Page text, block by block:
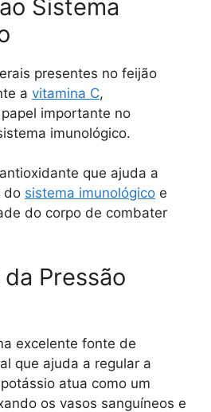
Sistema
presentes no feijão
a vitamina C,
importante no
imunológico.
que ajuda a
do sistema imunológico e
do corpo de combater
Pressão
excelente fonte de
que ajuda a regular a
atua como um
os vasos sanguíneos e